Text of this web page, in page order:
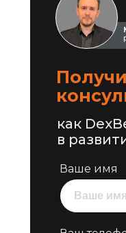
Ваше имя
как
в